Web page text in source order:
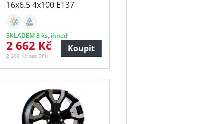
16x6.5 4x100 ET37
SKLADEM 8 ks, ihned
2 662 Kč
2 200 Kč bez DPH
Koupit